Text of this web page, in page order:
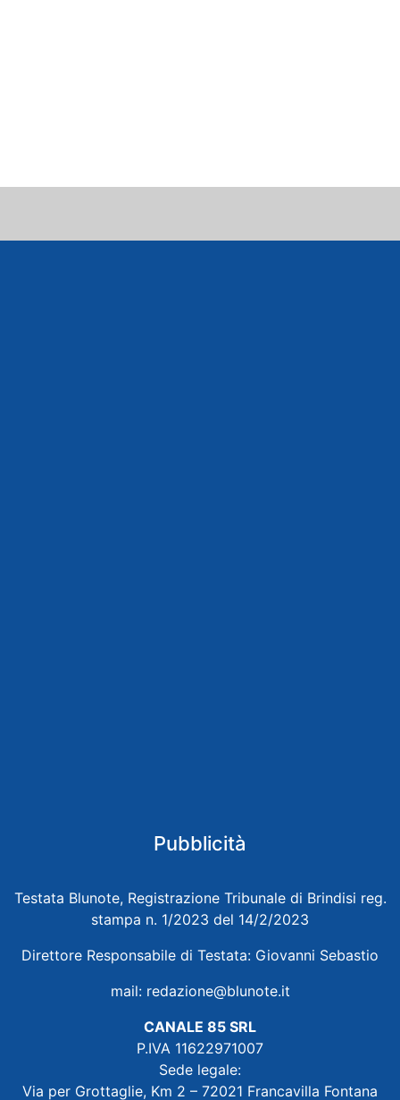
Pubblicità
Testata Blunote, Registrazione Tribunale di Brindisi reg.
stampa n. 1/2023 del 14/2/2023
Direttore Responsabile di Testata: Giovanni Sebastio
mail: redazione@blunote.it
CANALE 85 SRL
P.IVA 11622971007
Sede legale:
Via per Grottaglie, Km 2 – 72021 Francavilla Fontana